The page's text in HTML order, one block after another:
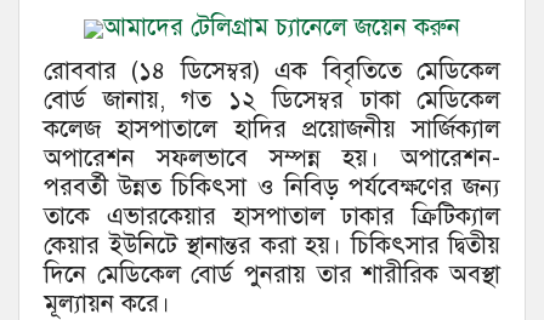
আমাদের টেলিগ্রাম চ্যানেলে জয়েন করুন
রোববার (১৪ ডিসেম্বর) এক বিবৃতিতে মেডিকেল
বোর্ড জানায়, গত ১২ ডিসেম্বর ঢাকা মেডিকেল
কলেজ হাসপাতালে হাদির প্রয়োজনীয় সার্জিক্যাল
অপারেশন সফলভাবে সম্পন্ন হয়। অপারেশন-
পরবর্তী উন্নত চিকিৎসা ও নিবিড় পর্যবেক্ষণের জন্য
তাকে এভারকেয়ার হাসপাতাল ঢাকার ক্রিটিক্যাল
কেয়ার ইউনিটে স্থানান্তর করা হয়। চিকিৎসার দ্বিতীয়
দিনে মেডিকেল বোর্ড পুনরায় তার শারীরিক অবস্থা
মূল্যায়ন করে।